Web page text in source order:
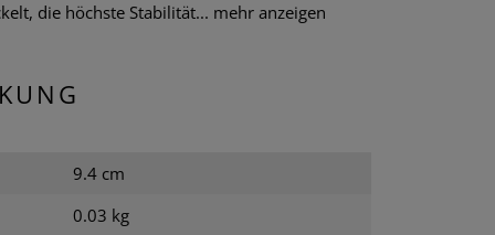
die höchste Stabilität... mehr anzeigen
9.4 cm
0.03 kg